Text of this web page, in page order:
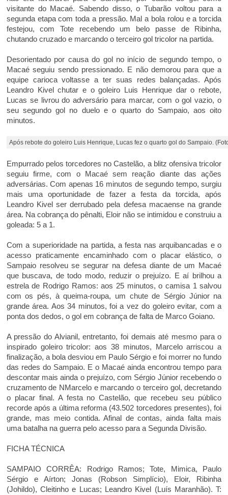
visitante do Macaé. Sabendo disso, o Tubarão voltou para a
segunda etapa com toda a pressão. Mal a bola rolou e a torcida
festejou, com Tote recebendo um belo passe de Ribinha,
chutando cruzado e marcando o terceiro gol tricolor na partida.
Desorientado por causa do gol no início de segundo tempo, o
Macaé seguiu sendo pressionado. E não demorou para que a
equipe carioca voltasse a ter suas redes balançadas. Após
Leandro Kivel chutar e o goleiro Luis Henrique dar o rebote,
Lucas se livrou do adversário para marcar, com o gol vazio, o
seu segundo gol no duelo e o quarto do Sampaio, aos oito
minutos.
Após rebote do goleiro Luis Henrique, Lucas fez o quarto gol do Sampaio.
Empurrado pelos torcedores no Castelão, a blitz ofensiva tricolor
seguiu firme, com o Macaé sem reação diante das ações
adversárias. Com apenas 16 minutos de segundo tempo, surgiu
mais uma oportunidade de fazer a festa da torcida, após
Leandro Kivel ser derrubado pela defesa macaense na grande
área. Na cobrança do pênalti, Eloir não se intimidou e construiu a
goleada: 5 a 1.
Com a superioridade na partida, a festa nas arquibancadas e o
acesso praticamente encaminhado com o placar elástico, o
Sampaio resolveu se segurar na defesa diante de um Macaé
que buscava, de todo modo, reduzir o prejuízo. E aí brilhou a
estrela de Rodrigo Ramos: aos 25 minutos, o camisa 1 salvou
com os pés, à queima-roupa, um chute de Sérgio Júnior na
grande área. Aos 34 minutos, foi a vez do goleiro evitar, com a
ponta dos dedos, o gol em cobrança de falta de Marco Goiano.
A pressão do Alvianil, entretanto, foi demais até mesmo para o
inspirado goleiro tricolor: aos 38 minutos, Marcelo arriscou a
finalização, a bola desviou em Paulo Sérgio e foi morrer no fundo
das redes do Sampaio. E o Macaé ainda encontrou tempo para
descontar mais ainda o prejuízo, com Sérgio Júnior recebendo o
cruzamento de NMarcelo e marcando o terceiro gol, decretando
o placar final. A festa no Castelão, que recebeu seu público
recorde após a última reforma (43.502 torcedores presentes), foi
grande, mas meio contida. Afinal de contas, ainda falta mais
uma batalha na guerra pelo acesso para a Segunda Divisão.
FICHA TÉCNICA
SAMPAIO CORRÊA: Rodrigo Ramos; Tote, Mimica, Paulo
Sérgio e Aírton; Jonas (Robson Simplício), Eloir, Ribinha
(Johildo), Cleitinho e Lucas; Leandro Kivel (Luís Maranhão). T: